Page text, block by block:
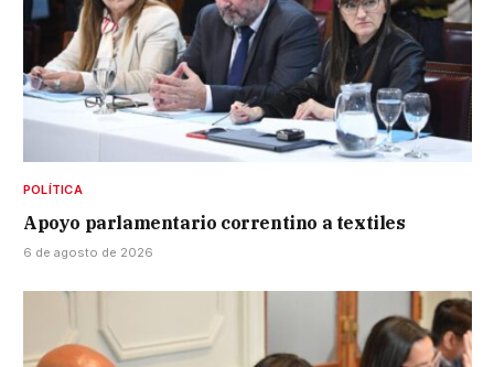
POLÍTICA
Apoyo parlamentario correntino a textiles
6 de agosto de 2026